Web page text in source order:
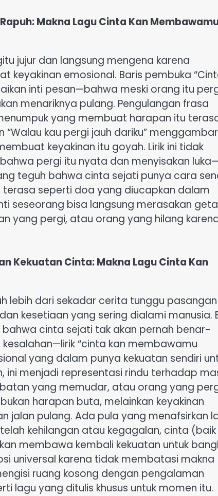
Makna Lagu Cinta Kan
jujur dan langsung mengena karena
keyakinan emosional. Baris pembuka
inti pesan—bahwa meski orang itu
menariknya pulang. Pengulangan frasa
yang membuat harapan itu
kau pergi jauh dariku”
keyakinan itu goyah. Lirik ini tidak
pergi itu nyata dan menyisakan
teguh bahwa cinta sejati punya cara
seperti doa yang diucapkan dalam
seseorang bisa langsung merasakan
yang pergi, atau orang yang hilang
Kekuatan Cinta: Makna Lagu Cinta Kan
lebih dari sekadar cerita tunggu pasangan
kesetiaan yang sering dialami manusia.
cinta sejati tak akan pernah benar-
“cinta kan membawamu
yang dalam punya kekuatan sendiri
ini menjadi representasi rindu terhadap
yang memudar, atau orang yang
harapan buta, melainkan keyakinan
jalan pulang. Ada pula yang menafsirkan
kehilangan atau kegagalan, cinta (baik
membawa kembali kekuatan untuk
universal karena tidak membatasi makna
ruang kosong dengan pengalaman
lagu yang ditulis khusus untuk momen itu.